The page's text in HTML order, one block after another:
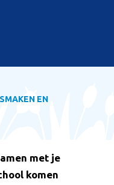
EN
met je
komen